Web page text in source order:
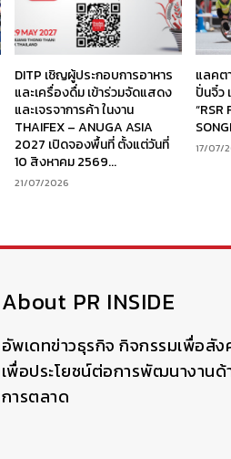
DITP เชิญผู้ประกอบการอาหาร
และเครื่องดื่ม เข้าร่วมจัดแสดง
และเจรจาการค้า ในงาน
THAIFEX – ANUGA ASIA
2027 เปิดจองพื้นที่ ตั้งแต่วันที่
10 สิงหาคม 2569...
21/07/2026
แลคต
ปั่นจิ๋ว
“RSR
17/07/
About PR INSIDE
อัพเดทข่าวธุรกิจ กิจกรรมเพื่อสั
เพื่อประโยชน์ต่อการพัฒนางาน
การตลาด